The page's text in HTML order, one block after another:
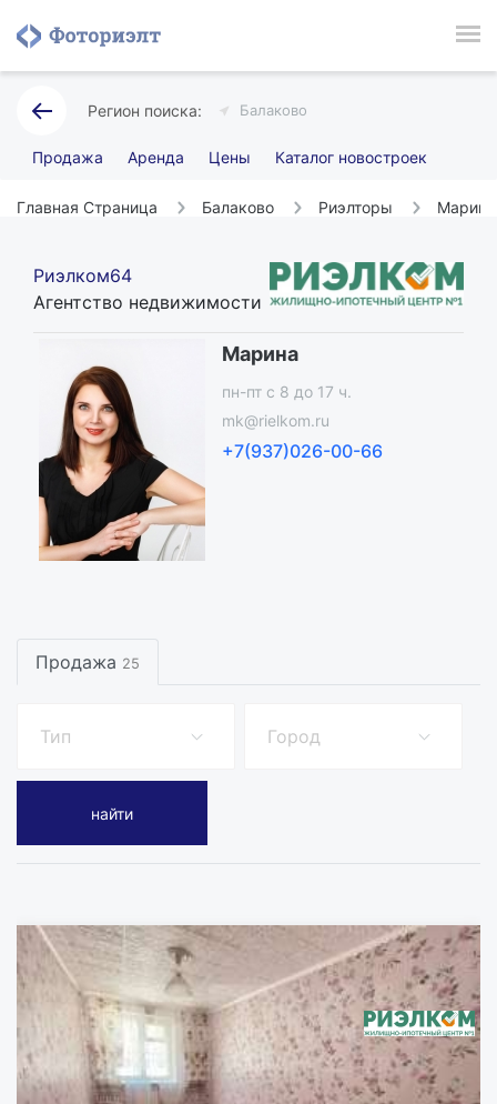
Балаково
Продажа Аренда Цены Каталог новостроек
Главная Страница Балаково Риэлторы Марина
Риэлком64
Агентство недвижимости
Марина
пн-пт c 8 до 17 ч.
mk@rielkom.ru
+7(937)026-00-66
Продажа 25